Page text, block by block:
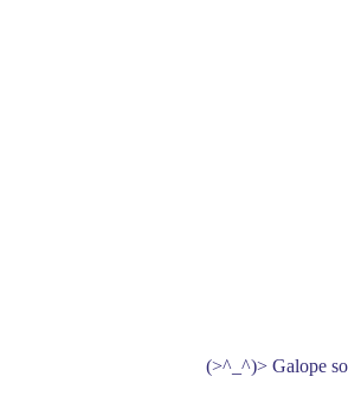
(>^_^)> Galope